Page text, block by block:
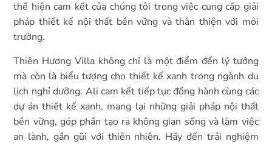
thể hiện cam kết của chúng tôi trong việc cung cấp giải
pháp thiết kế nội thất bền vững và thân thiện với môi
trường.
Thiên Hương Villa không chỉ là một điểm đến lý tưởng
mà còn là biểu tượng cho thiết kế xanh trong ngành du
lịch nghỉ dưỡng. Ali cam kết tiếp tục đồng hành cùng các
dự án thiết kế xanh, mang lại những giải pháp nội thất
bền vững, góp phần tạo ra không gian sống và làm việc
an lành, gần gũi với thiên nhiên. Hãy đến trải nghiệm